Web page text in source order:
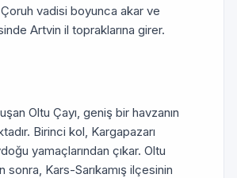
vadisi boyunca akar ve
Artvin il topraklarına girer.
Oltu Çayı, geniş bir havzanın
Birinci kol, Kargapazarı
yamaçlarından çıkar. Oltu
Kars-Sarıkamış ilçesinin